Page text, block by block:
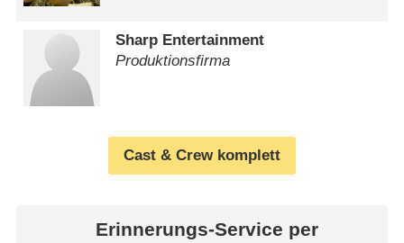
Sharp Entertainment
Produktionsfirma
Cast & Crew komplett
Erinnerungs-Service per